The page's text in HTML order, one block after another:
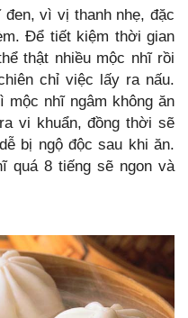
vì vị thanh nhẹ, đặc
Để tiết kiệm thời gian
thật nhiều mộc nhĩ rồi
chỉ việc lấy ra nấu.
mộc nhĩ ngâm không ăn
vi khuẩn, đồng thời sẽ
bị ngộ độc sau khi ăn.
quá 8 tiếng sẽ ngon và